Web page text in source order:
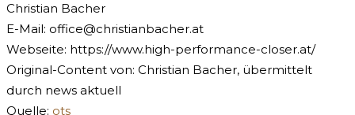
Christian Bacher
E-Mail: office@christianbacher.at
Webseite: https://www.high-performance-closer.at/
Original-Content von: Christian Bacher, übermittelt
durch news aktuell
Quelle: ots